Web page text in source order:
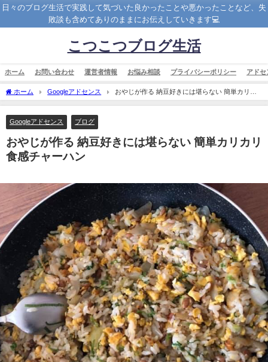
日々のブログ生活で実践して気づいた良かったことや悪かったことなど、失
敗談も含めてありのままにお伝えしていきます💻
こつこつブログ生活
ホーム お問い合わせ 運営者情報 お悩み相談 プライバシーポリシー アドセ
ホーム Googleアドセンス
おやじが作る 納豆好きには堪らない 簡単カリカ
リ食感チャーハン
Googleアドセンス ブログ
おやじが作る 納豆好きには堪らない 簡単カリカリ
食感チャーハン